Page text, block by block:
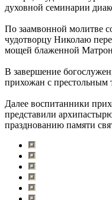
духовной семинарии
По заамвонной молитве
чудотворцу Николаю
мощей блаженной
В завершение
прихожан с престольным
Далее воспитанники
представили
празднованию памяти